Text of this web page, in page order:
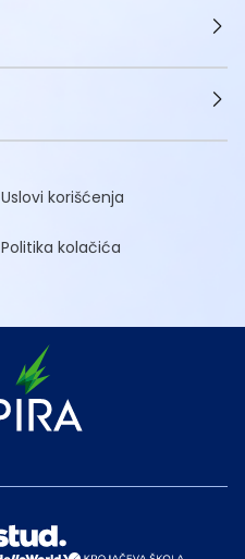
Uslovi korišćenja
Politika kolačića